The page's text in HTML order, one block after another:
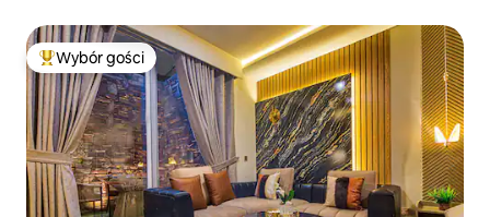
Najpopularniejsze z kategorii Wybór gości
Wybór gości